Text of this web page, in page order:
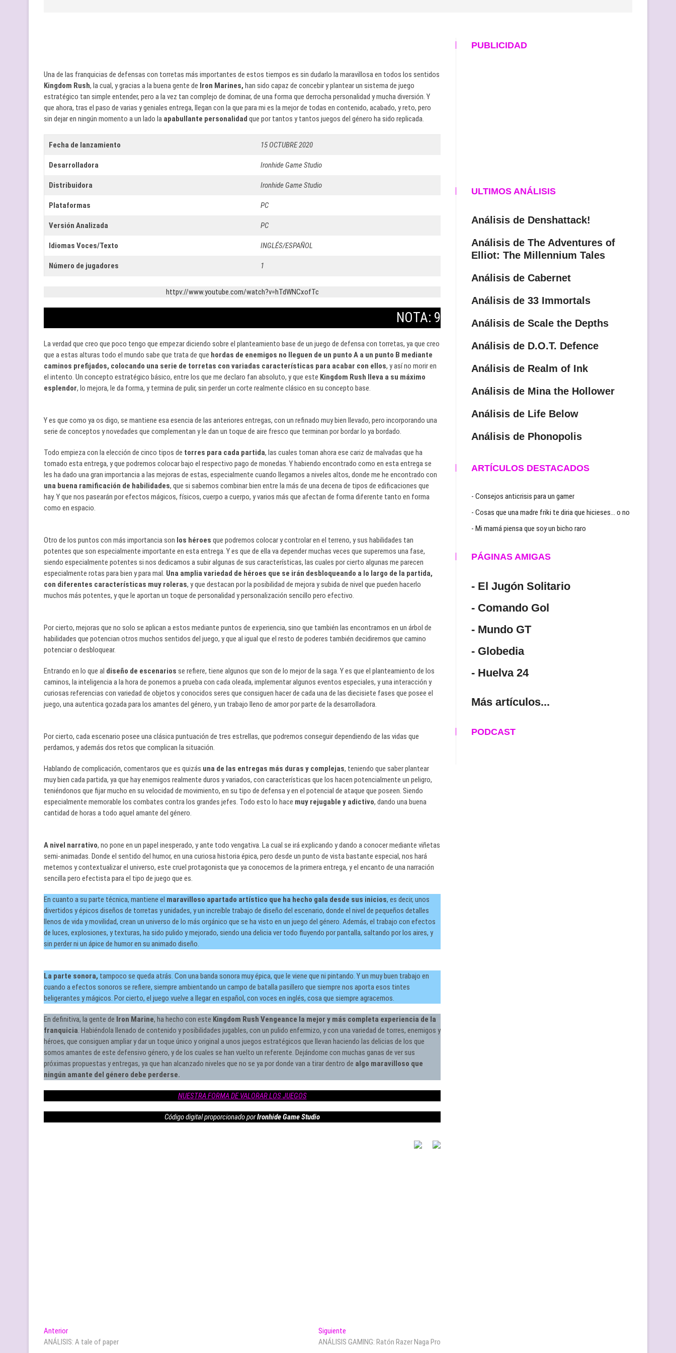
Una de las franquicias de defensas con torretas más importantes de estos tiempos es sin dudarlo la maravillosa en todos los sentidos
Kingdom Rush, la cual, y gracias a la buena gente de Iron Marines, han sido capaz de concebir y plantear un sistema de juego
estratégico tan simple entender, pero a la vez tan complejo de dominar, de una forma que derrocha personalidad y mucha diversión. Y
que ahora, tras el paso de varias y geniales entrega, llegan con la que para mi es la mejor de todas en contenido, acabado, y reto, pero
sin dejar en ningún momento a un lado la apabullante personalidad que por tantos y tantos juegos del género ha sido replicada.
Fecha de lanzamiento 15 OCTUBRE 2020
Desarrolladora Ironhide Game Studio
Distribuidora Ironhide Game Studio
Plataformas PC
Versión Analizada PC
Idiomas Voces/Texto INGLÉS/ESPAÑOL
Número de jugadores 1
httpv://www.youtube.com/watch?v=hTdWNCxofTc
NOTA: 9
La verdad que creo que poco tengo que empezar diciendo sobre el planteamiento base de un juego de defensa con torretas, ya que creo
que a estas alturas todo el mundo sabe que trata de que hordas de enemigos no lleguen de un punto A a un punto B mediante
caminos prefijados, colocando una serie de torretas con variadas características para acabar con ellos, y así no morir en
el intento. Un concepto estratégico básico, entre los que me declaro fan absoluto, y que este Kingdom Rush lleva a su máximo
esplendor, lo mejora, le da forma, y termina de pulir, sin perder un corte realmente clásico en su concepto base.
Y es que como ya os digo, se mantiene esa esencia de las anteriores entregas, con un refinado muy bien llevado, pero incorporando una
serie de conceptos y novedades que complementan y le dan un toque de aire fresco que terminan por bordar lo ya bordado.
Todo empieza con la elección de cinco tipos de torres para cada partida, las cuales toman ahora ese cariz de malvadas que ha
tomado esta entrega, y que podremos colocar bajo el respectivo pago de monedas. Y habiendo encontrado como en esta entrega se
les ha dado una gran importancia a las mejoras de estas, especialmente cuando llegamos a niveles altos, donde me he encontrado con
una buena ramificación de habilidades, que si sabemos combinar bien entre la más de una decena de tipos de edificaciones que
hay. Y que nos pasearán por efectos mágicos, físicos, cuerpo a cuerpo, y varios más que afectan de forma diferente tanto en forma
como en espacio.
Otro de los puntos con más importancia son los héroes que podremos colocar y controlar en el terreno, y sus habilidades tan
potentes que son especialmente importante en esta entrega. Y es que de ella va depender muchas veces que superemos una fase,
siendo especialmente potentes si nos dedicamos a subir algunas de sus características, las cuales por cierto algunas me parecen
especialmente rotas para bien y para mal. Una amplia variedad de héroes que se irán desbloqueando a lo largo de la partida,
con diferentes características muy roleras, y que destacan por la posibilidad de mejora y subida de nivel que pueden hacerlo
muchos más potentes, y que le aportan un toque de personalidad y personalización sencillo pero efectivo.
Por cierto, mejoras que no solo se aplican a estos mediante puntos de experiencia, sino que también las encontramos en un árbol de
habilidades que potencian otros muchos sentidos del juego, y que al igual que el resto de poderes también decidiremos que camino
potenciar o desbloquear.
Entrando en lo que al diseño de escenarios se refiere, tiene algunos que son de lo mejor de la saga. Y es que el planteamiento de los
caminos, la inteligencia a la hora de ponernos a prueba con cada oleada, implementar algunos eventos especiales, y una interacción y
curiosas referencias con variedad de objetos y conocidos seres que consiguen hacer de cada una de las diecisiete fases que posee el
juego, una autentica gozada para los amantes del género, y un trabajo lleno de amor por parte de la desarrolladora.
Por cierto, cada escenario posee una clásica puntuación de tres estrellas, que podremos conseguir dependiendo de las vidas que
perdamos, y además dos retos que complican la situación.
Hablando de complicación, comentaros que es quizás una de las entregas más duras y complejas, teniendo que saber plantear
muy bien cada partida, ya que hay enemigos realmente duros y variados, con características que los hacen potencialmente un peligro,
teniéndonos que fijar mucho en su velocidad de movimiento, en su tipo de defensa y en el potencial de ataque que poseen. Siendo
especialmente memorable los combates contra los grandes jefes. Todo esto lo hace muy rejugable y adictivo, dando una buena
cantidad de horas a todo aquel amante del género.
A nivel narrativo, no pone en un papel inesperado, y ante todo vengativa. La cual se irá explicando y dando a conocer mediante viñetas
semi-animadas. Donde el sentido del humor, en una curiosa historia épica, pero desde un punto de vista bastante especial, nos hará
meternos y contextualizar el universo, este cruel protagonista que ya conocemos de la primera entrega, y el encanto de una narración
sencilla pero efectista para el tipo de juego que es.
En cuanto a su parte técnica, mantiene el maravilloso apartado artístico que ha hecho gala desde sus inicios, es decir, unos
divertidos y épicos diseños de torretas y unidades, y un increíble trabajo de diseño del escenario, donde el nivel de pequeños detalles
llenos de vida y movilidad, crean un universo de lo más orgánico que se ha visto en un juego del género. Además, el trabajo con efectos
de luces, explosiones, y texturas, ha sido pulido y mejorado, siendo una delicia ver todo fluyendo por pantalla, saltando por los aires, y
sin perder ni un ápice de humor en su animado diseño.
La parte sonora, tampoco se queda atrás. Con una banda sonora muy épica, que le viene que ni pintando. Y un muy buen trabajo en
cuando a efectos sonoros se refiere, siempre ambientando un campo de batalla pasillero que siempre nos aporta esos tintes
beligerantes y mágicos. Por cierto, el juego vuelve a llegar en español, con voces en inglés, cosa que siempre agracemos.
En definitiva, la gente de Iron Marine, ha hecho con este Kingdom Rush Vengeance la mejor y más completa experiencia de la
franquicia. Habiéndola llenado de contenido y posibilidades jugables, con un pulido enfermizo, y con una variedad de torres, enemigos y
héroes, que consiguen ampliar y dar un toque único y original a unos juegos estratégicos que llevan haciendo las delicias de los que
somos amantes de este defensivo género, y de los cuales se han vuelto un referente. Dejándome con muchas ganas de ver sus
próximas propuestas y entregas, ya que han alcanzado niveles que no se ya por donde van a tirar dentro de algo maravilloso que
ningún amante del género debe perderse.
NUESTRA FORMA DE VALORAR LOS JUEGOS
Código digital proporcionado porIronhide Game Studio
Navegación
de
AnteriorEntrada
anterior:
ANÁLISIS: A tale of paper
Siguiente
siguiente:
ANÁLISIS GAMING: Ratón Razer Naga Pro
PUBLICIDAD
ULTIMOS ANÁLISIS
Análisis de Denshattack!
Análisis de The Adventures of
Elliot: The Millennium Tales
Análisis de Cabernet
Análisis de 33 Immortals
Análisis de Scale the Depths
Análisis de D.O.T. Defence
Análisis de Realm of Ink
Análisis de Mina the Hollower
Análisis de Life Below
Análisis de Phonopolis
ARTÍCULOS DESTACADOS
- Consejos anticrisis para un gamer
- Cosas que una madre friki te diria que hicieses… o no
- Mi mamá piensa que soy un bicho raro
PÁGINAS AMIGAS
- El Jugón Solitario
- Comando Gol
- Mundo GT
- Globedia
- Huelva 24
Más artículos...
PODCAST